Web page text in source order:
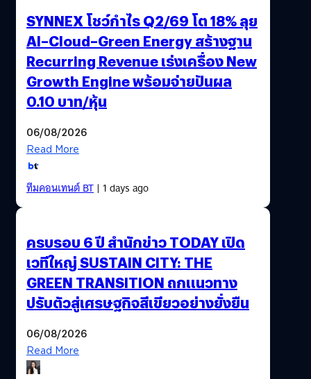
SYNNEX โชว์กำไร Q2/69 โต 18% ลุย
AI–Cloud–Green Energy สร้างฐาน
Recurring Revenue เร่งเครื่อง New
Growth Engine พร้อมจ่ายปันผล
0.10 บาท/หุ้น
06/08/2026
Read More
ทีมคอนเทนต์ BT| 1 days ago
ครบรอบ 6 ปี สำนักข่าว TODAY เปิด
เวทีใหญ่ SUSTAIN CITY: THE
GREEN TRANSITION ถกแนวทาง
ปรับตัวสู่เศรษฐกิจสีเขียวอย่างยั่งยืน
06/08/2026
Read More